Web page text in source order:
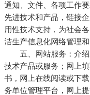
通知、文件、各项工作
先进技术和产品，链接
用性技术支持，为社会
洁生产信息化网络管理和
五、网站服务：介绍
技术产品或服务；网上
书，网上在线阅读或下
务单位管理平台，网上